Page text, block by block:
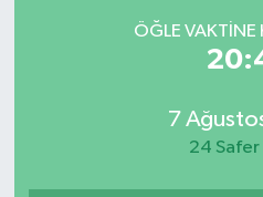
ÖĞLE VAKTINE
7
24
Süper Lig Puan
Tüm Manşetler